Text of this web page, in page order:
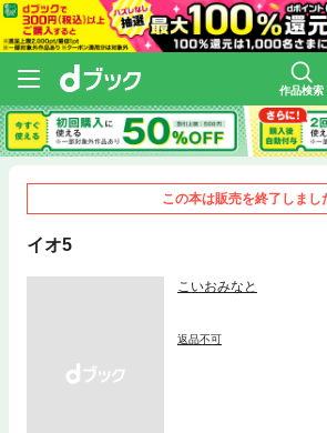
作品検索
この本は販売を終了しまし
イオ5
こいおみなと
返品不可